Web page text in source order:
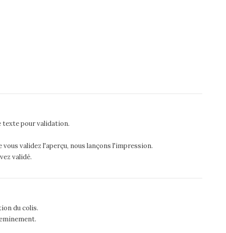
pour validation.
validez l'aperçu, nous lançons l'impression.
validé.
du colis.